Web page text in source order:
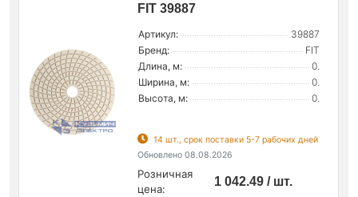
FIT 39887
Артикул:
39887
Бренд:
FIT
Длина, м:
0.
Ширина, м:
0.
Высота, м:
0.
14 шт., срок поставки 5-7 рабочих дней
Обновлено 08.08.2026
Розничная
цена:
1 042.49 / шт.